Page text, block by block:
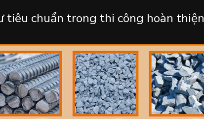
tiêu chuẩn trong thi công hoàn thiện